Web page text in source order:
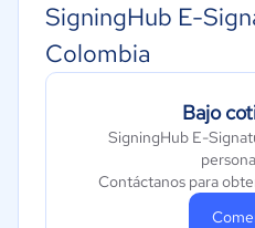
SigningHub E-
Colombia
Bajo
SigningHub E-
Contáctanos para